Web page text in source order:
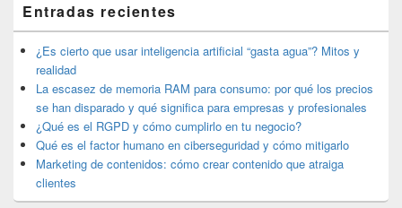
área
de
widget
barra
lateral
primaria
Entradas recientes
¿Es cierto que usar inteligencia artificial “gasta agua”? Mitos y
realidad
La escasez de memoria RAM para consumo: por qué los precios
se han disparado y qué significa para empresas y profesionales
¿Qué es el RGPD y cómo cumplirlo en tu negocio?
Qué es el factor humano en ciberseguridad y cómo mitigarlo
Marketing de contenidos: cómo crear contenido que atraiga
clientes